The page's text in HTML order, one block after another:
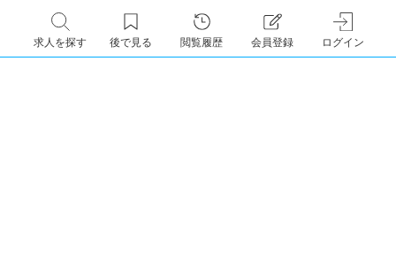
求人を探す 後で見る 閲覧履歴 会員登録 ログイン